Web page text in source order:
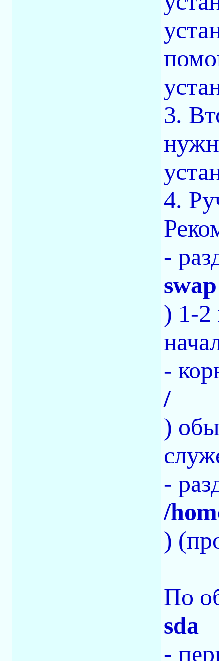
3.
4.
-
swap
) 1-2
-
/
)
-
/
)
По
sda
-